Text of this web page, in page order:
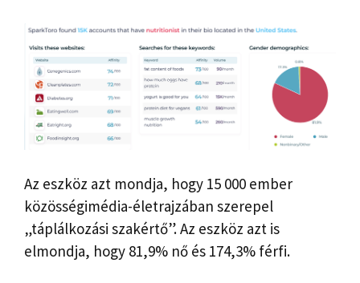
Az eszköz azt mondja, hogy 15 000 ember
közösségimédia-életrajzában szerepel
„táplálkozási szakértő”. Az eszköz azt is
elmondja, hogy 81,9% nő és 174,3% férfi.